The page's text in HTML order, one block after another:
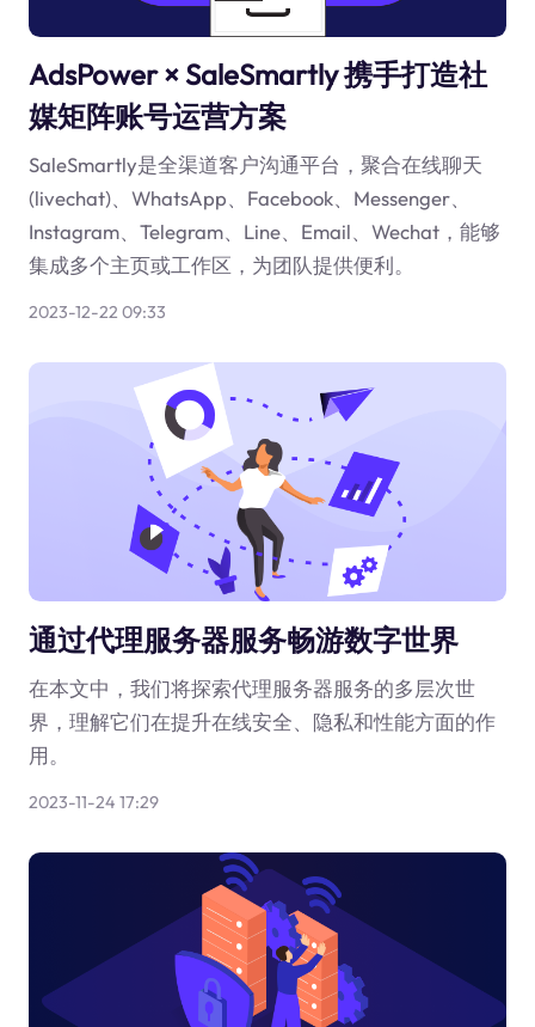
AdsPower × SaleSmartly 携手打造社
媒矩阵账号运营方案
SaleSmartly是全渠道客户沟通平台，聚合在线聊天
(livechat)、WhatsApp、Facebook、Messenger、
Instagram、Telegram、Line、Email、Wechat，能够
集成多个主页或工作区，为团队提供便利。
2023-12-22 09:33
通过代理服务器服务畅游数字世界
在本文中，我们将探索代理服务器服务的多层次世
界，理解它们在提升在线安全、隐私和性能方面的作
用。
2023-11-24 17:29